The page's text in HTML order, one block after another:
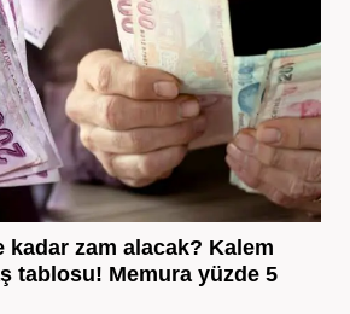
kadar zam alacak? Kalem
tablosu! Memura yüzde 5